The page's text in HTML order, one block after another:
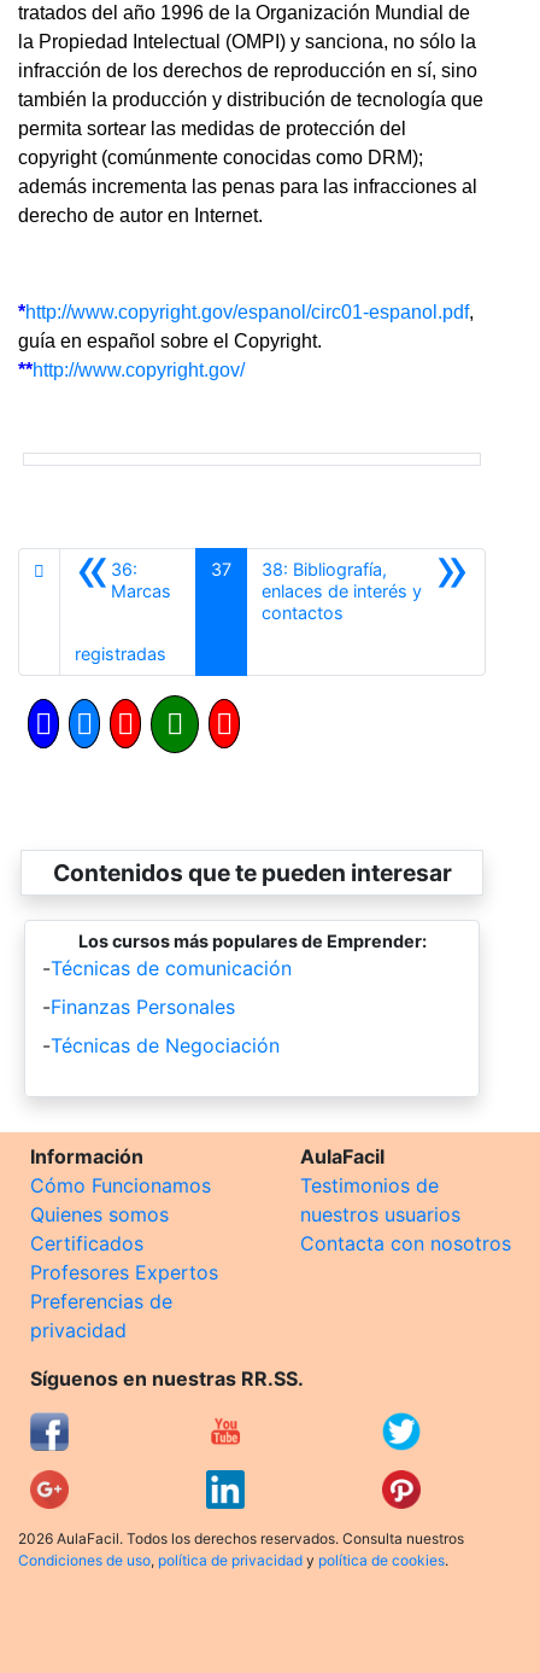
tratados del año 1996 de la Organización Mundial de
la Propiedad Intelectual (OMPI) y sanciona, no sólo la
infracción de los derechos de reproducción en sí, sino
también la producción y distribución de tecnología que
permita sortear las medidas de protección del
copyright (comúnmente conocidas como DRM);
además incrementa las penas para las infracciones al
derecho de autor en Internet.
*http://www.copyright.gov/espanol/circ01-espanol.pdf,
guía en español sobre el Copyright.
**http://www.copyright.gov/
«36:
Marcas
registradas
37 »
38: Bibliografía,
enlaces de interés y
contactos
Contenidos que te pueden interesar
Los cursos más populares de Emprender:
-Técnicas de comunicación
-Finanzas Personales
-Técnicas de Negociación
Información
Cómo Funcionamos
Quienes somos
Certificados
Profesores Expertos
Preferencias de
privacidad
AulaFacil
Testimonios de
nuestros usuarios
Contacta con nosotros
Síguenos en nuestras RR.SS.
2026 AulaFacil. Todos los derechos reservados. Consulta nuestros
Condiciones de uso, política de privacidad y política de cookies.